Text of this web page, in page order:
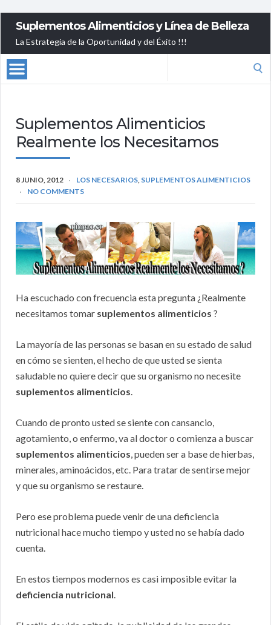
Suplementos Alimenticios y Línea de Belleza
La Estrategia de la Oportunidad y del Éxito !!!
Suplementos Alimenticios
Realmente los Necesitamos
8 JUNIO, 2012 LOS NECESARIOS, SUPLEMENTOS ALIMENTICIOS
NO COMMENTS
Ha escuchado con frecuencia esta pregunta ¿Realmente
necesitamos tomar suplementos alimenticios ?
La mayoría de las personas se basan en su estado de salud
en cómo se sienten, el hecho de que usted se sienta
saludable no quiere decir que su organismo no necesite
suplementos alimenticios.
Cuando de pronto usted se siente con cansancio,
agotamiento, o enfermo, va al doctor o comienza a buscar
suplementos alimenticios, pueden ser a base de hierbas,
minerales, aminoácidos, etc. Para tratar de sentirse mejor
y que su organismo se restaure.
Pero ese problema puede venir de una deficiencia
nutricional hace mucho tiempo y usted no se había dado
cuenta.
En estos tiempos modernos es casi imposible evitar la
deficiencia nutricional.